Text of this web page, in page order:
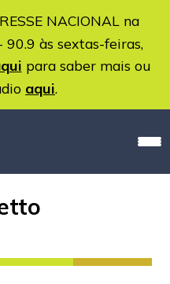
NACIONAL na
90.9 às sextas-feiras,
para saber mais ou
aqui.